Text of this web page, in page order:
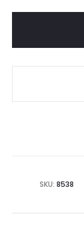
SKU: 8538